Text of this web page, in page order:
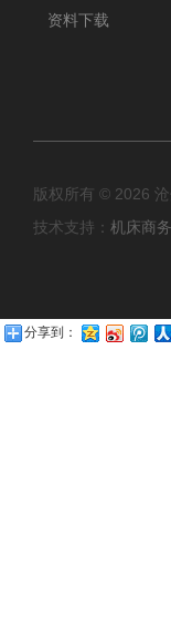
资料下载
版权所有 © 2026
技术支持： 机床商
分享到：